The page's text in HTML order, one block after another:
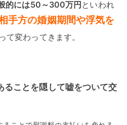
的には50～300万円といわれ
手方の婚姻期間や浮気を
て変わってきます。
ることを隠して嘘をついて交